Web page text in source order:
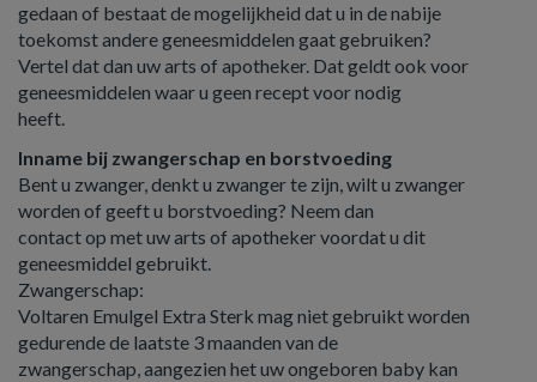
gedaan of bestaat de mogelijkheid dat u in de nabije
toekomst andere geneesmiddelen gaat gebruiken?
Vertel dat dan uw arts of apotheker. Dat geldt ook voor
geneesmiddelen waar u geen recept voor nodig
heeft.
Inname bij zwangerschap en borstvoeding
Bent u zwanger, denkt u zwanger te zijn, wilt u zwanger
worden of geeft u borstvoeding? Neem dan
contact op met uw arts of apotheker voordat u dit
geneesmiddel gebruikt.
Zwangerschap:
Voltaren Emulgel Extra Sterk mag niet gebruikt worden
gedurende de laatste 3 maanden van de
zwangerschap, aangezien het uw ongeboren baby kan